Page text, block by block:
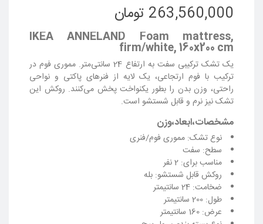
263,560,000 تومان
IKEA ANNELAND Foam mattress,
firm/white, 160x200 cm
یک تشک ترکیبی سفت به ارتفاع 24 سانتی‌متر. مموری فوم در
ترکیب با فوم ارتجاعی، یک لایه از فنرهای پاکتی و نواحی
راحتی، وزن بدن را بطور یکنواخت پخش می‌کنند. روکش این
تشک نیز نرم و قابل شستشو است.
مشخصات،ابعاد،وزن
نوع تشک: مموری فوم/فنری
سطح: سفت
مناسب برای: 2 نفر
روکش قابل شستشو: بله
ضخامت: 24 سانتیمتر
طول: 200 سانتیمتر
عرض: 160 سانتیمتر